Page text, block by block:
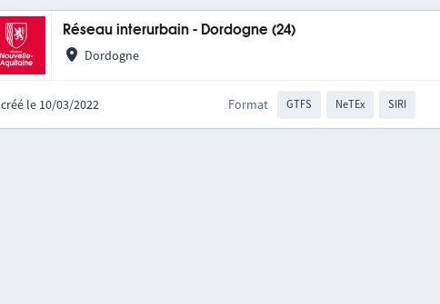
Réseau interurbain - Dordogne (24)
Dordogne
créé le 10/03/2022 Format GTFS NeTEx SIRI